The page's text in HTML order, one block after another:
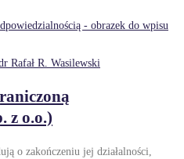
Rafał R. Wasilewski
z o.o.)
o zakończeniu jej działalności,